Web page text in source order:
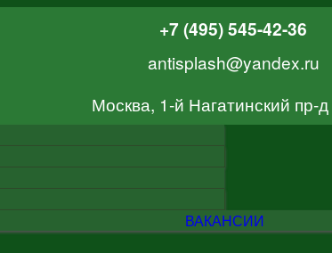
+7 (495) 545-42-36
antisplash@yandex.ru
Москва, 1-й Нагатинский пр-
ВАКАНСИИ